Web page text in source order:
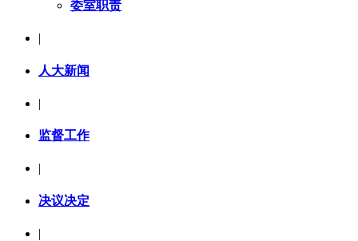
委室职责
|
人大新闻
|
监督工作
决议决定
|